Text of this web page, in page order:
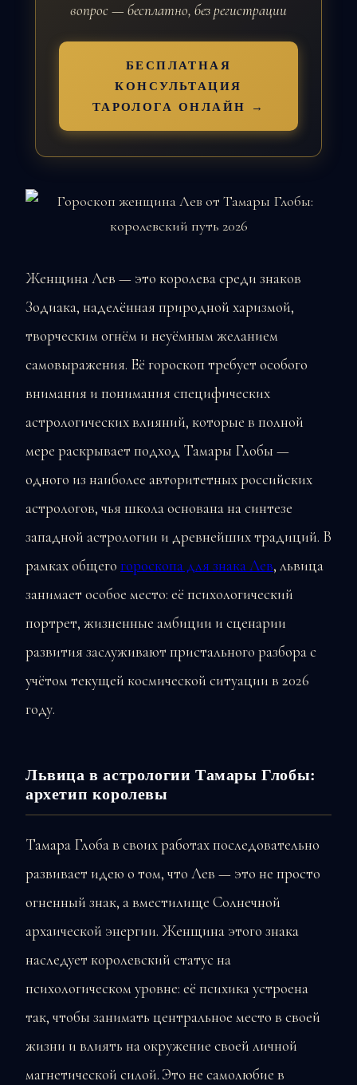
вопрос — бесплатно, без регистрации
БЕСПЛАТНАЯ
КОНСУЛЬТАЦИЯ
ТАРОЛОГА ОНЛАЙН →
Женщина Лев — это королева среди знаков
Зодиака, наделённая природной харизмой,
творческим огнём и неуёмным желанием
самовыражения. Её гороскоп требует особого
внимания и понимания специфических
астрологических влияний, которые в полной
мере раскрывает подход Тамары Глобы —
одного из наиболее авторитетных российских
астрологов, чья школа основана на синтезе
западной астрологии и древнейших традиций. В
рамках общего гороскопа для знака Лев, львица
занимает особое место: её психологический
портрет, жизненные амбиции и сценарии
развития заслуживают пристального разбора с
учётом текущей космической ситуации в 2026
году.
Львица в астрологии Тамары Глобы:
архетип королевы
Тамара Глоба в своих работах последовательно
развивает идею о том, что Лев — это не просто
огненный знак, а вместилище Солнечной
архаической энергии. Женщина этого знака
наследует королевский статус на
психологическом уровне: её психика устроена
так, чтобы занимать центральное место в своей
жизни и влиять на окружение своей личной
магнетической силой. Это не самолюбие в